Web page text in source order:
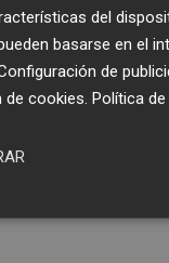
Recibe
Plaza
del
basarse en el
de
de cookies Política